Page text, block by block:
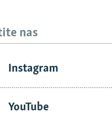
nas
Instagram
YouTube